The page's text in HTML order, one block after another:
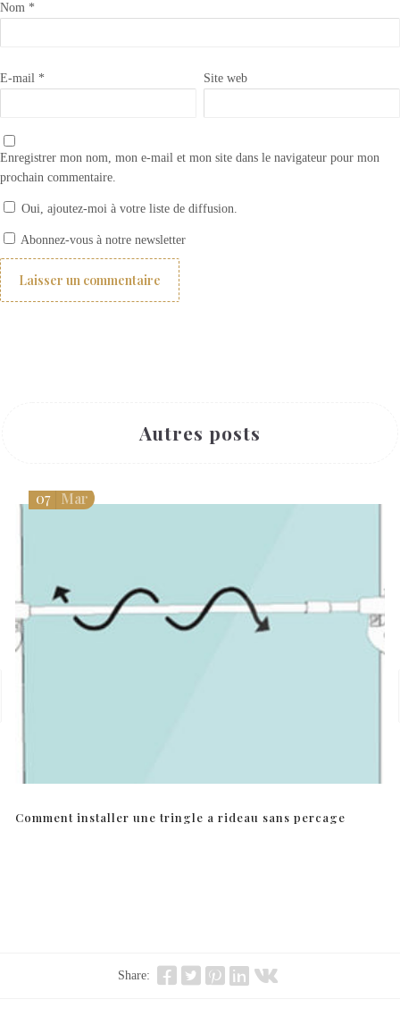
Nom *
E-mail * Site web
Enregistrer mon nom, mon e-mail et mon site dans le navigateur pour mon
prochain commentaire.
Oui, ajoutez-moi à votre liste de diffusion.
Abonnez-vous à notre newsletter
Autres posts
Comment installer une tringle a rideau sans percage
07 Mar
Share: